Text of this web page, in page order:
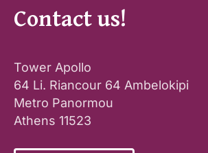
Contact us!
Tower Apollo
64 Li. Riancour 64 Ambelokipi
Metro Panormou
Athens 11523